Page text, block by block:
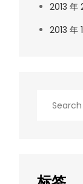
2013 年
2013 年